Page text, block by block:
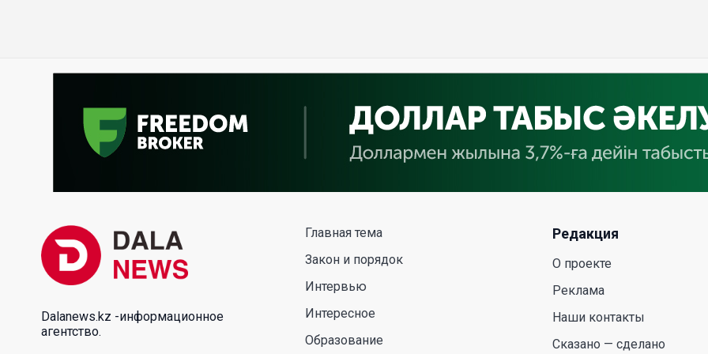
Dalanews.kz -информационное
агентство.
Главная тема
Закон и порядок
Интервью
Интересное
Образование
Редакция
О проекте
Реклама
Наши контакты
Сказано — сделано